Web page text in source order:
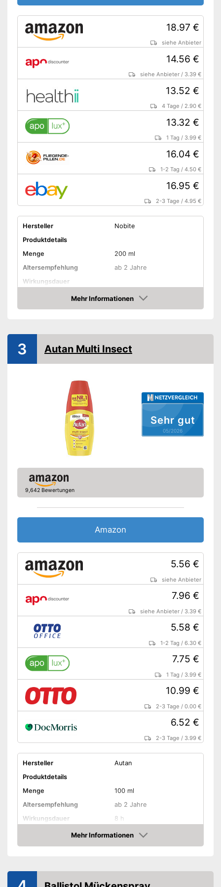
18.97 €
siehe Anbieter
14.56 €
siehe Anbieter / 3.39 €
13.52 €
4 Tage / 2.90 €
13.32 €
1 Tag / 3.99 €
16.04 €
1-2 Tag /4.50 €
16.95 €
2-3 Tage /4.95 €
Hersteller
Nobite
Produktdetails
Menge
200 ml
Altersempfehlung
ab 2 Jahre
Wirkungsdauer
Schützt vor Sonnenbrand
Freiverkäuflich
Vorteile
Freiverkäuflich zu erwerben
Mehr Informationen
Amazon
Sehr gut
05/2026
3 Autan Multi Insect
9,642 Bewertungen
Amazon
5.56 €
siehe Anbieter
7.96 €
siehe Anbieter / 3.39 €
5.58 €
1-2 Tag /6.30 €
7.75 €
1 Tag / 3.99 €
10.99 €
2-3 Tage /0.00 €
6.52 €
2-3 Tage / 3.99 €
Hersteller
Autan
Produktdetails
Menge
100 ml
Altersempfehlung
ab 2 Jahre
Wirkungsdauer
8 h
Schützt vor Sonnenbrand
Freiverkäuflich
Mehr Informationen
Amazon